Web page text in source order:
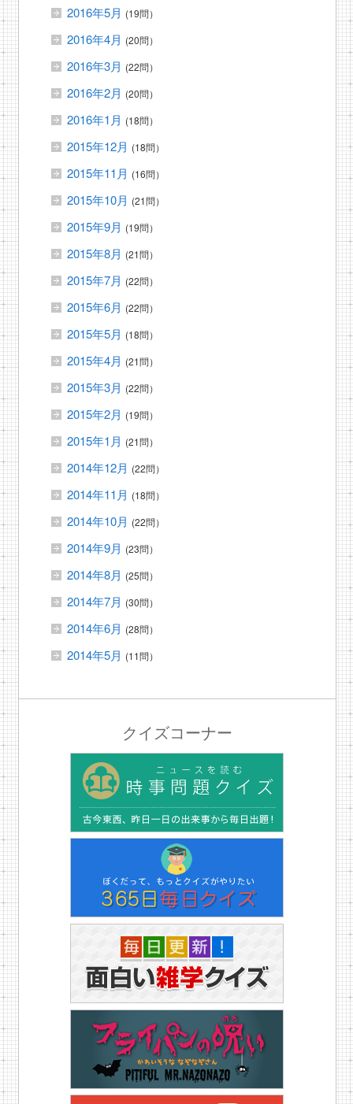
2016年5月 (19問）
2016年4月 (20問）
2016年3月 (22問）
2016年2月 (20問）
2016年1月 (18問）
2015年12月 (18問）
2015年11月 (16問）
2015年10月 (21問）
2015年9月 (19問）
2015年8月 (21問）
2015年7月 (22問）
2015年6月 (22問）
2015年5月 (18問）
2015年4月 (21問）
2015年3月 (22問）
2015年2月 (19問）
2015年1月 (21問）
2014年12月 (22問）
2014年11月 (18問）
2014年10月 (22問）
2014年9月 (23問）
2014年8月 (25問）
2014年7月 (30問）
2014年6月 (28問）
2014年5月 (11問）
クイズコーナー